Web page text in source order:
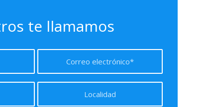
te llamamos